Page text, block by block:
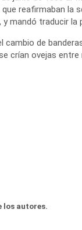
reafirmaban la
mandó traducir
de
crían ovejas
los autores.